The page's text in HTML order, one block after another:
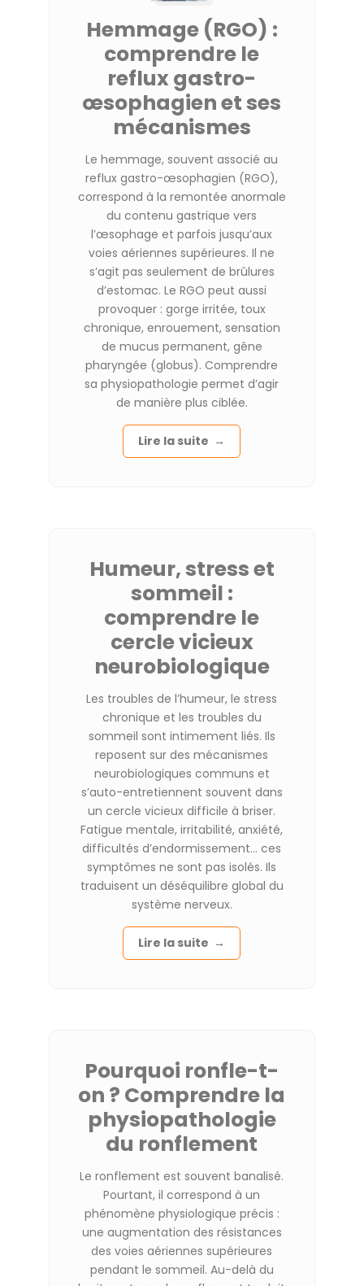
Hemmage (RGO) :
comprendre le
reflux gastro-
œsophagien et ses
mécanismes
Le hemmage, souvent associé au
reflux gastro-œsophagien (RGO),
correspond à la remontée anormale
du contenu gastrique vers
l’œsophage et parfois jusqu’aux
voies aériennes supérieures.Il ne
s’agit pas seulement de brûlures
d’estomac.Le RGO peut aussi
provoquer : gorge irritée, toux
chronique, enrouement, sensation
de mucus permanent, gêne
pharyngée (globus).Comprendre
sa physiopathologie permet d’agir
de manière plus ciblée.
Lire la suite →
Humeur, stress et
sommeil :
comprendre le
cercle vicieux
neurobiologique
Les troubles de l’humeur, le stress
chronique et les troubles du
sommeil sont intimement liés. Ils
reposent sur des mécanismes
neurobiologiques communs et
s’auto-entretiennent souvent dans
un cercle vicieux difficile à briser.
Fatigue mentale, irritabilité, anxiété,
difficultés d’endormissement… ces
symptômes ne sont pas isolés. Ils
traduisent un déséquilibre global du
système nerveux.
Lire la suite →
Pourquoi ronfle-t-
on ? Comprendre la
physiopathologie
du ronflement
Le ronflement est souvent banalisé.
Pourtant, il correspond à un
phénomène physiologique précis :
une augmentation des résistances
des voies aériennes supérieures
pendant le sommeil. Au-delà du